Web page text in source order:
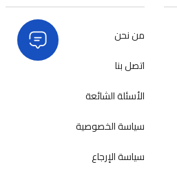
من نحن
اتصل بنا
الأسئلة الشائعة
سياسة الخصوصية
سياسة الإرجاع